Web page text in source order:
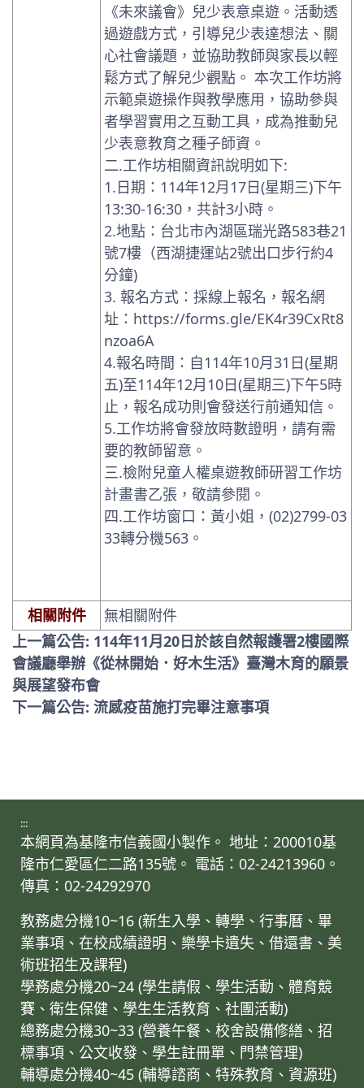
《未來議會》兒少表意桌遊。活動透
過遊戲方式，引導兒少表達想法、關
心社會議題，並協助教師與家長以輕
鬆方式了解兒少觀點。 本次工作坊將
示範桌遊操作與教學應用，協助參與
者學習實用之互動工具，成為推動兒
少表意教育之種子師資。
二.工作坊相關資訊說明如下:
1.日期：114年12月17日(星期三)下午
13:30-16:30，共計3小時。
2.地點：台北市內湖區瑞光路583巷21
號7樓（西湖捷運站2號出口步行約4
分鐘)
3. 報名方式：採線上報名，報名網
址：https://forms.gle/EK4r39CxRt8
nzoa6A
4.報名時間：自114年10月31日(星期
五)至114年12月10日(星期三)下午5時
止，報名成功則會發送行前通知信。
5.工作坊將會發放時數證明，請有需
要的教師留意。
三.檢附兒童人權桌遊教師研習工作坊
計畫書乙張，敬請參閱。
四.工作坊窗口：黃小姐，(02)2799-03
33轉分機563。
相關附件
無相關附件
上一篇公告: 114年11月20日於該自然報護署2樓國際
會議廳舉辦《從林開始．好木生活》臺灣木育的願景
與展望發布會
下一篇公告: 流感疫苗施打完畢注意事項
:::
本網頁為基隆市信義國小製作。 地址：200010基
隆市仁愛區仁二路135號。 電話：02-24213960。
傳真：02-24292970
教務處分機10~16 (新生入學、轉學、行事曆、畢
業事項、在校成績證明、樂學卡遺失、借還書、美
術班招生及課程)
學務處分機20~24 (學生請假、學生活動、體育競
賽、衛生保健、學生生活教育、社團活動)
總務處分機30~33 (營養午餐、校舍設備修繕、招
標事項、公文收發、學生註冊單、門禁管理)
輔導處分機40~45 (輔導諮商、特殊教育、資源班)